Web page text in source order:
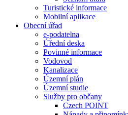
Turistické informace
Mobilní aplikace
Obecní úřad
e-podatelna
Úřední deska
Povinné informace
Vodovod
Kanalizace
Územní plán
Územní studie
Služby pro občany
Czech POINT